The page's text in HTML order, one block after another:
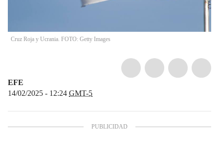
Cruz Roja y Ucrania. FOTO: Getty Images
EFE
14/02/2025 - 12:24 GMT-5